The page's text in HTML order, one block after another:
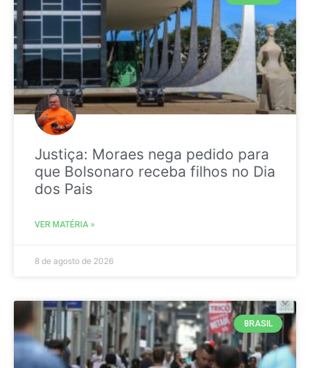
Justiça: Moraes nega pedido para
que Bolsonaro receba filhos no Dia
dos Pais
VER MATÉRIA »
8 de agosto de 2026
BRASIL